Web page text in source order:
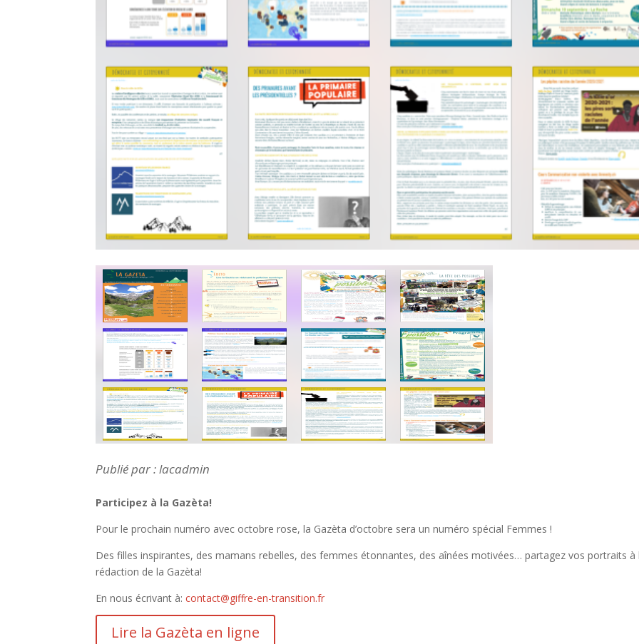
Publié par : lacadmin
Participez à la Gazèta!
Pour le prochain numéro avec octobre rose, la Gazèta d’octobre sera un numéro spécial Femmes !
Des filles inspirantes, des mamansrebelles, des femmes étonnantes, des aînées motivées… partagez vos portraits à
rédaction de la Gazèta!
En nous écrivant à:contact@giffre-en-transition.fr
Lire la Gazèta en ligne